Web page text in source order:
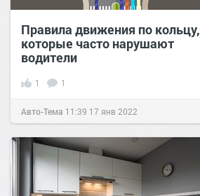
Правила движения по кольцу,
которые часто нарушают
водители
1 1
Авто-Тема 11:39 17 янв 2022